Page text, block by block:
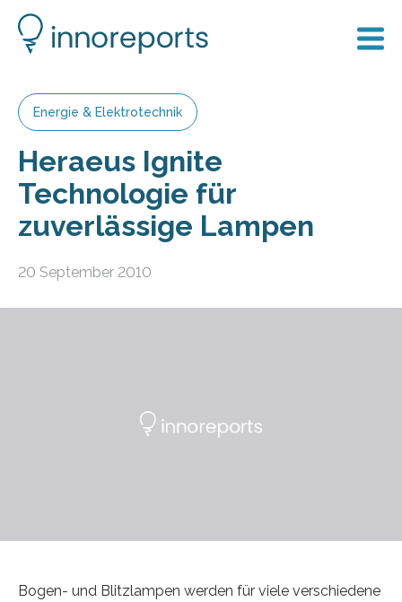
Energie & Elektrotechnik
Heraeus Ignite
Technologie für
zuverlässige Lampen
20 September 2010
Bogen- und Blitzlampen werden für viele verschiedene